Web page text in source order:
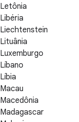
Letônia
Libéria
Liechtenstein
Lituânia
Luxemburgo
Líbano
Líbia
Macau
Macedônia
Madagascar